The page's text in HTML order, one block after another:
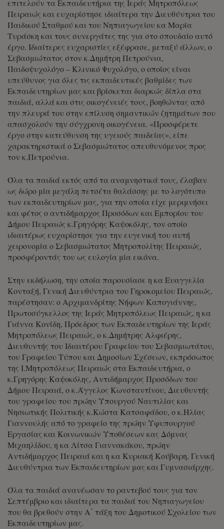
επιτελούν τα Εκπαιδευτήρια της Ιεράς Μητροπόλεως
Πειραιώς και ευχαρίστησε ιδιαίτερα την Διευθύντρια του
Παιδικού Σταθμού και του Νηπιαγωγείου κα Μαρία
Τυράσκη και τους συνεργάτες της για στο σπουδαίο αυτό
έργο. Ιδιαίτερες ευχαριστίες εξέφρασε, μεταξύ άλλων, ο
Σεβασμιώτατος στον κ.Δημήτρη Πετρούνια,
Παιδοψυχολόγο – Κλινικό Ψυχολόγο, ο οποίος είναι
υπεύθυνος για όλες τις εκπαιδευτικές βαθμίδες των
Εκπαιδευτηρίων μας και βρίσκεται διαρκώς δίπλα στα
παιδιά, αλλά και στις οικογένειές τους, βοηθώντας από
την πλευρά του στην επίλυση σημαντικών ζητημάτων που
απασχολούν την σύγχρονη οικογένεια. «Προσφέρετε
έργο στην κατεύθυνση της υγειούς παιδείας», είπε
χαρακτηριστικά ο Σεβασμιώτατος απευθυνόμενος προς
τον κ.Πετρούνια.
Όλα τα παιδιά εκτός από τα αναμνηστικά τους, έλαβαν
ως δώρο μία μεγάλη πετσέτα θαλάσσης με το λογότυπο
των εκπαιδευτηρίων μας, για την οποία είχε μεριμνήσει
και φέτος ο αντιδήμαρχος Προσόδων και Εμπορίου του
Δήμου Πειραιώς κ.Γρηγόρης Καψοκόλης, τον οποίο
ιδιαιτέρως ευχαρίστησε για την ευγενική του αυτή
χειρονομία ο Σεβασμιώτατος Μητροπολίτης Πειραιώς,
προσφέροντάς του ως ευλογία μία εικόνα.
Στην εκδήλωση, την οποία παρουσίασε η κα Ευαγγελία
Κονταξή, Γενική Διευθύντρια του Γηροκομείου Πειραιώς,
παρέστησαν: ο Αρχιμανδρίτης Νήφων Καπογιάννης,
Πρωτοσύγκελλος της Ιεράς Μητροπόλεως Πειραιώς, η κα
Γιάννα Κονίδη, Πρόεδρος των Εκπαιδευτηρίων της Ιεράς
Μητροπόλεως Πειραιώς, ο κ.Δημήτρης Αλφιέρης,
Διευθυντής του Ιδιαιτέρου Γραφείου του Σεβασμιωτάτου,
του Γραφείου Τύπου και Δημοσίων Σχέσεων, εκπρόσωπος
της Ι.Μητροπόλεως Πειραιώς στα Εκπαιδευτήρια, ο
κ.Γρηγόρης Καψοκόλης, Αντιδήμαρχος Προσόδων του
Δήμου Πειραιά, ο κ.Άγγελος Κωνσταντίνου, Διευθυντής
του γραφείου του πρώην Υπουργού Ναυτιλίας και
Νησιωτικής Πολιτικής κ.Κώστα Κατσαφάδου, ο κ.Ηλίας
Γιαννουλής από το γραφείο της πρώην Υφυπουργού
Εργασίας και Κοινωνικών Υποθέσεων κας Δόμνας
Μιχαηλίδου, η κα Λίτσα Γιαννακάκου, πρώην
Αντιδήμαρχος Πειραιά και η κα Κυριακή Κούβαρη, Γενική
Διευθύντρια των Εκπαιδευτηρίων μας και Γυμνασιάρχης.
Όλα τα παιδιά ανανέωσαν το ραντεβού τους για τον
Σεπτέμβριο και ιδιαίτερα τα παιδιά του Νηπιαγωγείου
που θα βρεθούν στην Α΄ τάξη του Δημοτικού Σχολείου των
Εκπαιδευτηρίων μας.